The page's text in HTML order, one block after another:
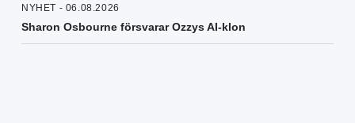
NYHET - 06.08.2026
Sharon Osbourne försvarar Ozzys AI-klon